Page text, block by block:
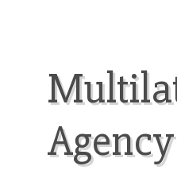
Agency